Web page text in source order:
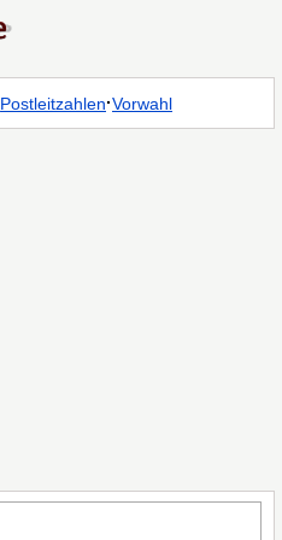
Postleitzahlen·Vorwahl